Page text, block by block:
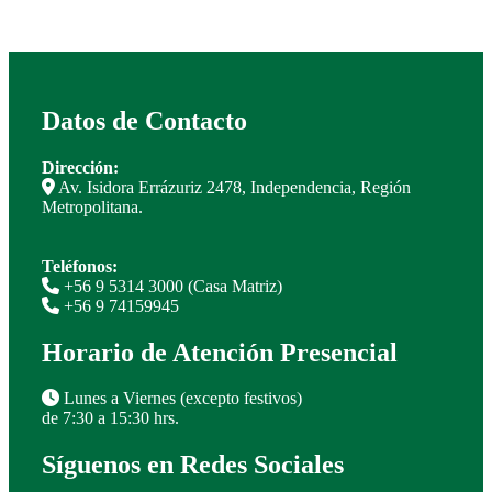
Datos de Contacto
Dirección:
Av. Isidora Errázuriz 2478, Independencia, Región
Metropolitana.
Teléfonos:
+56 9 5314 3000 (Casa Matriz)
+56 9 74159945
Horario de Atención Presencial
Lunes a Viernes (excepto festivos)
de 7:30 a 15:30 hrs.
Síguenos en Redes Sociales